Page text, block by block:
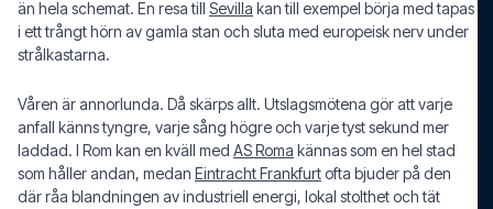
än hela schemat. En resa till Sevilla kan till exempel börja med tapas
i ett trångt hörn av gamla stan och sluta med europeisk nerv under
strålkastarna.
Våren är annorlunda. Då skärps allt. Utslagsmötena gör att varje
anfall känns tyngre, varje sång högre och varje tyst sekund mer
laddad. I Rom kan en kväll med AS Roma kännas som en hel stad
som håller andan, medan Eintracht Frankfurtofta bjuder på den
där råa blandningen av industriell energi, lokal stolthet och tät